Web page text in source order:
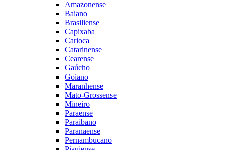
Amazonense
Baiano
Brasiliense
Capixaba
Carioca
Catarinense
Cearense
Gaúcho
Goiano
Maranhense
Mato-Grossense
Mineiro
Paraense
Paraibano
Paranaense
Pernambucano